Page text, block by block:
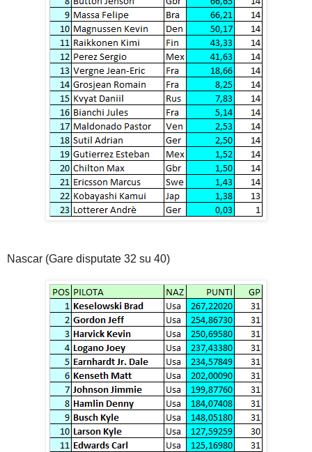
Nascar (Gare disputate 32 su 40)